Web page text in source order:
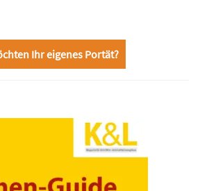
Ihr eigenes Portät?